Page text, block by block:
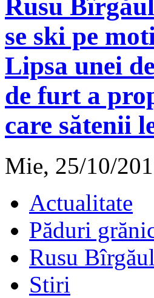
Rusu
se ski pe
Lipsa unei
de furt a
care sătenii
Mie, 25/10/
Actualitate
Păduri
Rusu
Stiri